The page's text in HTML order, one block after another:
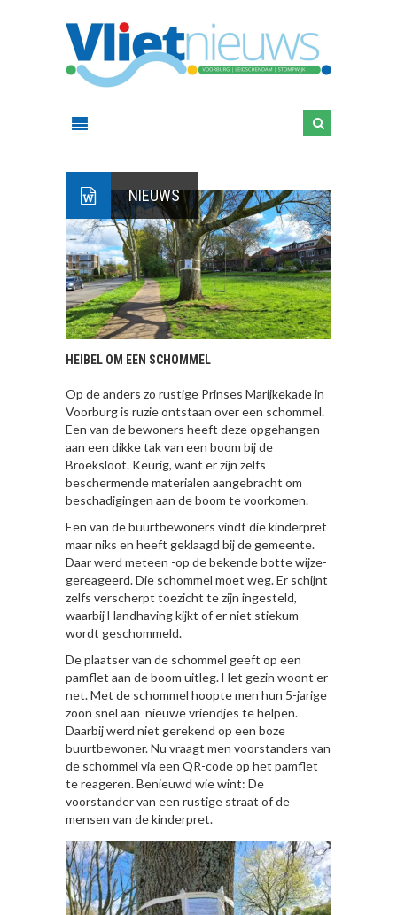
NIEUWS
HEIBEL OM EEN SCHOMMEL
Op de anders zo rustige Prinses Marijkekade in
Voorburg is ruzie ontstaan over een schommel.
Een van de bewoners heeft deze opgehangen
aan een dikke tak van een boom bij de
Broeksloot. Keurig, want er zijn zelfs
beschermende materialen aangebracht om
beschadigingen aan de boom te voorkomen.
Een van de buurtbewoners vindt die kinderpret
maar niks en heeft geklaagd bij de gemeente.
Daar werd meteen -op de bekende botte wijze-
gereageerd. Die schommel moet weg. Er schijnt
zelfs verscherpt toezicht te zijn ingesteld,
waarbij Handhaving kijkt of er niet stiekum
wordt geschommeld.
De plaatser van de schommel geeft op een
pamflet aan de boom uitleg. Het gezin woont er
net. Met de schommel hoopte men hun 5-jarige
zoon snel aan nieuwe vriendjes te helpen.
Daarbij werd niet gerekend op een boze
buurtbewoner. Nu vraagt men voorstanders van
de schommel via een QR-code op het pamflet
te reageren. Benieuwd wie wint: De
voorstander van een rustige straat of de
mensen van de kinderpret.